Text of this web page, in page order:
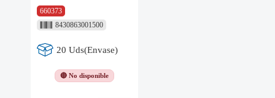
660373
8430863001500
20 Uds(Envase)
🔴 No disponible